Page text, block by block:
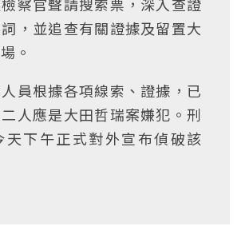
，並追查有關證據及留置大
。
員根據各項線索、證據，已
人應是大田哲瑞案嫌犯。刑
天下午正式對外宣布偵破該